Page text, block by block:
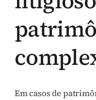
Em casos de